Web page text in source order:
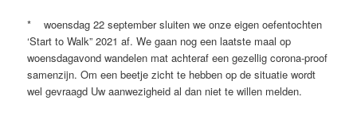
* woensdag 22 september sluiten we onze eigen oefentochten
‘Start to Walk” 2021 af. We gaan nog een laatste maal op
woensdagavond wandelen mat achteraf een gezellig corona-proof
samenzijn. Om een beetje zicht te hebben op de situatie wordt
wel gevraagd Uw aanwezigheid al dan niet te willen melden.